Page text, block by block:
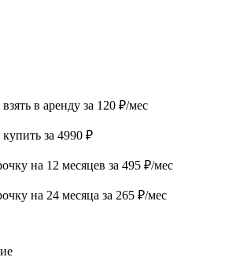
в аренду за 120 ₽/мес
за 4990 ₽
на 12 месяцев за 495 ₽/мес
на 24 месяца за 265 ₽/мес